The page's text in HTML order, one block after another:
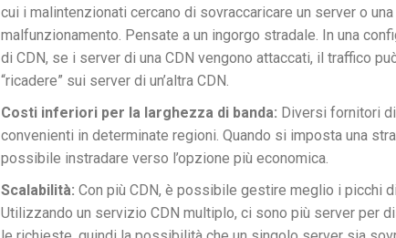
cui i malintenzionati cercano di sovraccaricare un server o una
malfunzionamento. Pensate a un ingorgo stradale. In una
di CDN, se i server di una CDN vengono attaccati, il traffico
“ricadere” sui server di un’altra CDN.
Costi inferiori per la larghezza di banda: Diversi fornitori
convenienti in determinate regioni. Quando si imposta una
possibile instradare verso l’opzione più economica.
Scalabilità: Con più CDN, è possibile gestire meglio i picchi
Utilizzando un servizio CDN multiplo, ci sono più server per